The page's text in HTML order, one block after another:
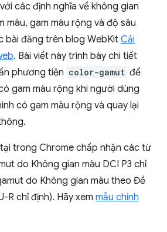
các định nghĩa về không gian
màu, gam màu rộng và độ sâu
bài đăng trên blog WebKit Cải
. Bài viết này trình bày chi tiết
phương tiện color-gamut để
gam màu rộng khi người dùng
có gam màu rộng và quay lại
trong Chrome chấp nhận các từ
do Không gian màu DCI P3 chỉ
do Không gian màu theo Đề
R chỉ định). Hãy xem mẫu chính